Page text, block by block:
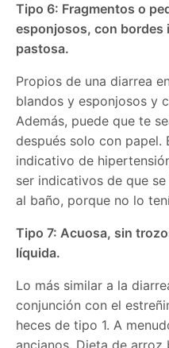
Tipo 6: Fragmentos o
esponjosos, con bordes
pastosa.
Propios de una diarrea
blandos y esponjosos y
Además, puede que te
después solo con papel.
indicativo de
ser indicativos de que
al baño, porque no lo
Tipo 7: Acuosa, sin
líquida.
Lo más similar a la
conjunción con el
heces de tipo 1. A